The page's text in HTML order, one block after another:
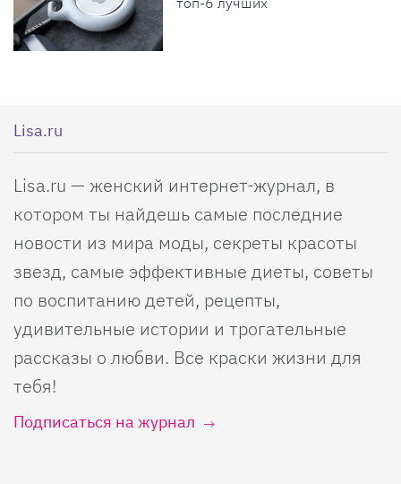
Lisa.ru
Lisa.ru — женский интернет-журнал, в
котором ты найдешь самые последние
новости из мира моды, секреты красоты
звезд, самые эффективные диеты, советы
по воспитанию детей, рецепты,
удивительные истории и трогательные
рассказы о любви. Все краски жизни для
тебя!
Подписаться на журнал